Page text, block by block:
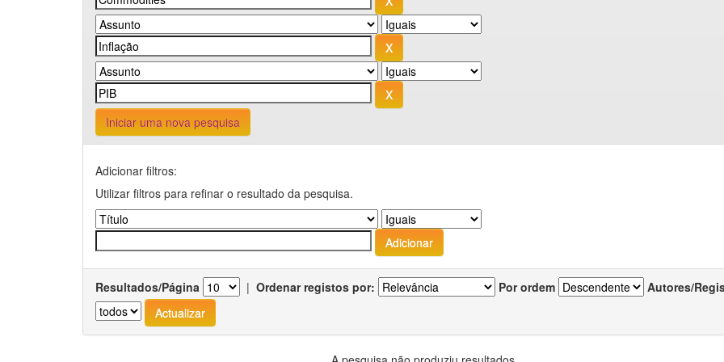
Iniciar uma nova pesquisa
Adicionar filtros:
Utilizar filtros para refinar o resultado da pesquisa.
Resultados/Página | Ordenar registos por: Por ordem Autores/